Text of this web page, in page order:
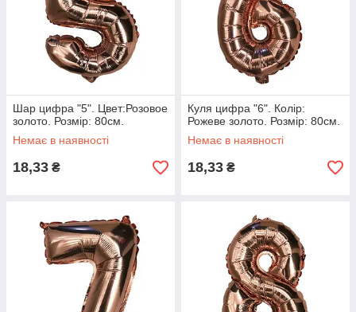
Шар цифра "5". Цвет:Розовое
золото. Розмір: 80см.
Немає в наявності
18,33 ₴
Куля цифра "6". Колір:
Рожеве золото. Розмір: 80см.
Немає в наявності
18,33 ₴